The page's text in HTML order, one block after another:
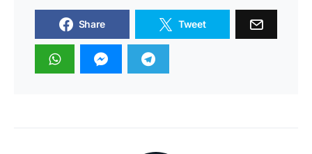
Share Tweet